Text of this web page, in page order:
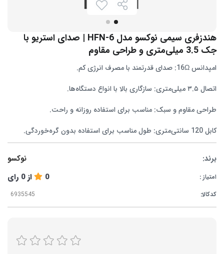
هندزفری سیمی نوکسو مدل HFN-6 | صدای استریو با
جک 3.5 میلی‌متری و طراحی مقاوم
امپدانس 16Ω: صدای قدرتمند با مصرف انرژی کم.
اتصال ۳.۵ میلی‌متری: سازگاری بالا با انواع دستگاه‌ها.
طراحی مقاوم و سبک: مناسب برای استفاده روزانه و راحت.
کابل 120 سانتی‌متری: طول مناسب برای استفاده بدون گره‌خوردگی.
برند: نوکسو
امتیاز : 0 از0 رای
کدکالا: